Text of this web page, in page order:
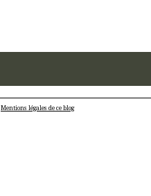
Mentions légales de ce blog